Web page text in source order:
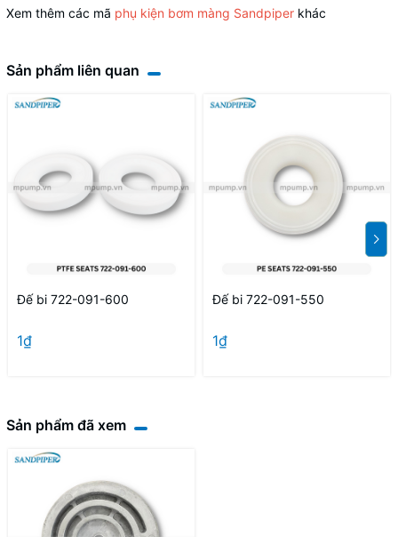
Xem thêm các mã phụ kiện bơm màng Sandpiper khác
Sản phẩm liên quan
Đế bi 722-091-600
1₫
Đế bi 722-091-550
1₫
Sản phẩm đã xem